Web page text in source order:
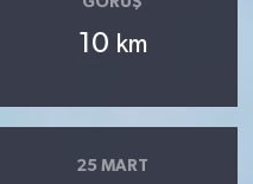
10 km
25 MART